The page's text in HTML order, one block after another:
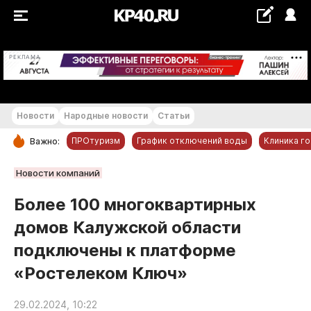
РЕКЛАМА +18...+19 °С
РУБРИКИ
Обнинск
Статьи
Народные новости
Авто и транспорт
Благоустройство
Новости Народные новости Статьи
Важно: ПРОтуризм График отключений воды Клиника
Новости компаний
Более 100 многоквартирных
домов Калужской области
подключены к платформе
«Ростелеком Ключ»
29.02.2024, 10:22